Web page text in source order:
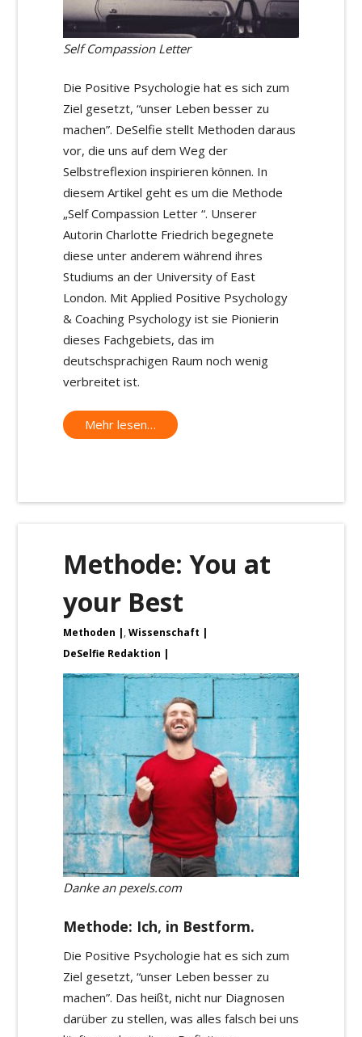
Self Compassion Letter
Die Positive Psychologie hat es sich zum
Ziel gesetzt, “unser Leben besser zu
machen”. DeSelfie stellt Methoden daraus
vor, die uns auf dem Weg der
Selbstreflexion inspirieren können. In
diesem Artikel geht es um die Methode
„Self Compassion Letter “. Unserer
Autorin Charlotte Friedrich begegnete
diese unter anderem während ihres
Studiums an der University of East
London. Mit Applied Positive Psychology
& Coaching Psychology ist sie Pionierin
dieses Fachgebiets, das im
deutschsprachigen Raum noch wenig
verbreitet ist.
Mehr lesen…
Methode: You at
your Best
Methoden , Wissenschaft
DeSelfie Redaktion
Danke an pexels.com
Methode: Ich, in Bestform.
Die Positive Psychologie hat es sich zum
Ziel gesetzt, “unser Leben besser zu
machen”. Das heißt, nicht nur Diagnosen
darüber zu stellen, was alles falsch bei uns